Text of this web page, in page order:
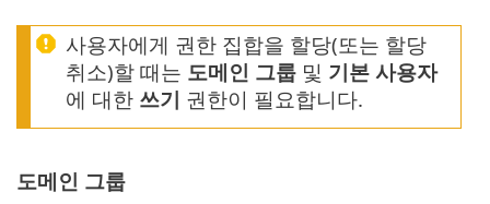
사용자에게 권한 집합을 할당(또는 할당
취소)할 때는 도메인 그룹 및 기본 사용자
에 대한 쓰기 권한이 필요합니다.
도메인 그룹